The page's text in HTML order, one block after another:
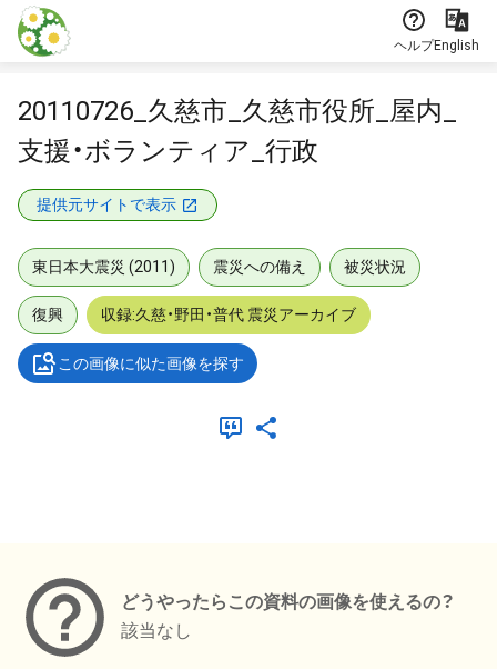
本文に飛ぶ
ヘルプEnglish
20110726_久慈市_久慈市役所_屋内_
支援・ボランティア_行政
提供元サイトで表示
東日本大震災 (2011) 震災への備え 被災状況
復興 収録:久慈・野田・普代 震災アーカイブ
この画像に似た画像を探す
どうやったらこの資料の画像を使えるの？
該当なし